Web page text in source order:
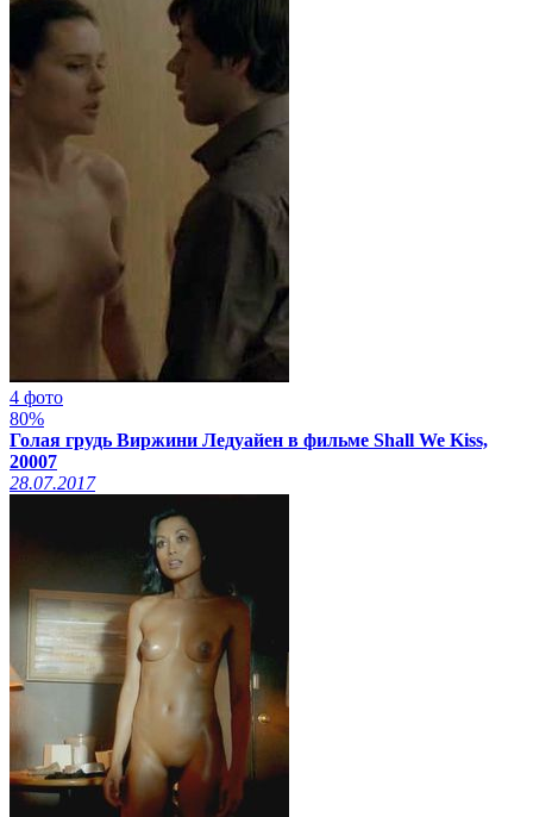
4 фото
80%
Голая грудь Виржини Ледуайен в фильме Shall We Kiss,
20007
28.07.2017